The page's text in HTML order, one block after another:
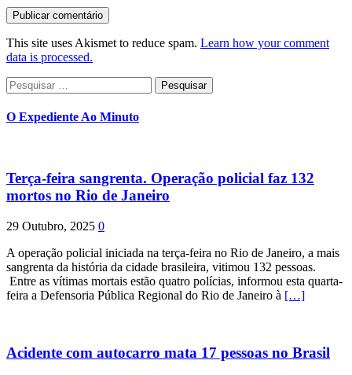
This site uses Akismet to reduce spam. Learn how your comment
data is processed.
Pesquisar
por:
O Expediente Ao Minuto
Terça-feira sangrenta. Operação policial faz 132
mortos no Rio de Janeiro
29 Outubro, 2025 0
A operação policial iniciada na terça-feira no Rio de Janeiro, a mais
sangrenta da história da cidade brasileira, vitimou 132 pessoas.
Entre as vítimas mortais estão quatro polícias, informou esta quarta-
feira a Defensoria Pública Regional do Rio de Janeiro à […]
Acidente com autocarro mata 17 pessoas no Brasil